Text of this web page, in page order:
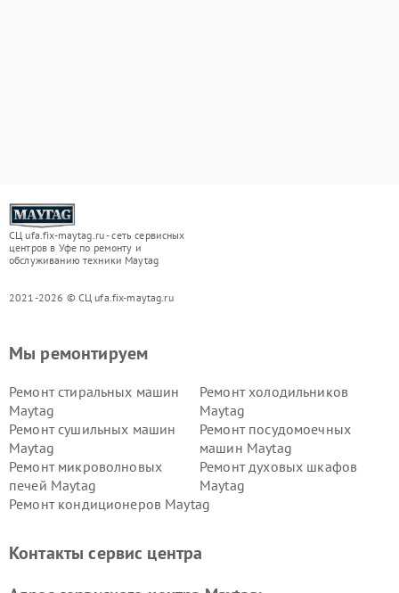
СЦ ufa.fix-maytag.ru - сеть сервисных
центров в Уфе по ремонту и
обслуживанию техники Maytag
2021-2026 © СЦ ufa.fix-maytag.ru
Мы ремонтируем
Ремонт стиральных машин
Maytag
Ремонт холодильников
Maytag
Ремонт сушильных машин
Maytag
Ремонт посудомоечных
машин Maytag
Ремонт микроволновых
печей Maytag
Ремонт духовых шкафов
Maytag
Ремонт кондиционеров Maytag
Контакты сервис центра